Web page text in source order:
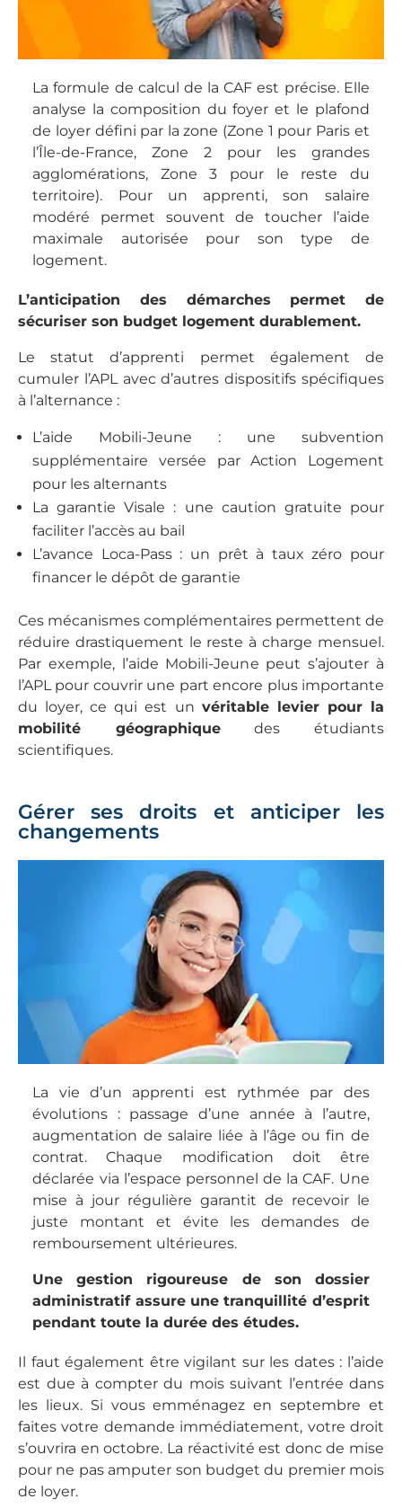
La formule de calcul de la CAF est précise. Elle
analyse la composition du foyer et le plafond
de loyer défini par la zone (Zone 1 pour Paris et
l’Île-de-France, Zone 2 pour les grandes
agglomérations, Zone 3 pour le reste du
territoire). Pour un apprenti, son salaire
modéré permet souvent de toucher l’aide
maximale autorisée pour son type de
logement.
L’anticipation des démarches permet de
sécuriser son budget logement durablement.
Le statut d’apprenti permet également de
cumuler l’APL avec d’autres dispositifs spécifiques
à l’alternance :
L’aide Mobili-Jeune : une subvention
supplémentaire versée par Action Logement
pour les alternants
La garantie Visale : une caution gratuite pour
faciliter l’accès au bail
L’avance Loca-Pass : un prêt à taux zéro pour
financer le dépôt de garantie
Ces mécanismes complémentaires permettent de
réduire drastiquement le reste à charge mensuel.
Par exemple, l’aide Mobili-Jeune peut s’ajouter à
l’APL pour couvrir une part encore plus importante
du loyer, ce qui est un véritable levier pour la
mobilité géographiquedes étudiants
scientifiques.
Gérer ses droits et anticiper les
changements
La vie d’un apprenti est rythmée par des
évolutions : passage d’une année à l’autre,
augmentation de salaire liée à l’âge ou fin de
contrat. Chaque modification doit être
déclarée via l’espace personnel de la CAF. Une
mise à jour régulière garantit de recevoir le
juste montant et évite les demandes de
remboursement ultérieures.
Une gestion rigoureuse de son dossier
administratif assure une tranquillité d’esprit
pendant toute la durée des études.
Il faut également être vigilant sur les dates : l’aide
est due à compter du mois suivant l’entrée dans
les lieux. Si vous emménagez en septembre et
faites votre demande immédiatement, votre droit
s’ouvrira en octobre. La réactivité est donc de mise
pour ne pas amputer son budget du premier mois
de loyer.